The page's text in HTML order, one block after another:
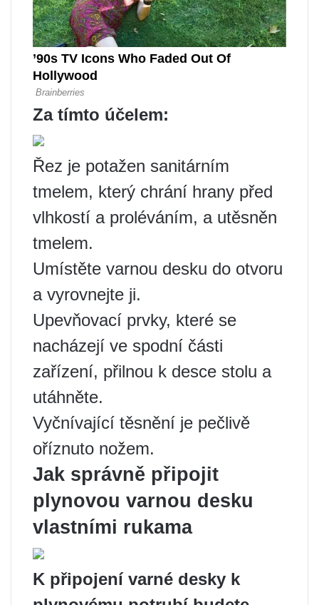
Za tímto účelem:
Řez je potažen sanitárním
tmelem, který chrání hrany před
vlhkostí a proléváním, a utěsněn
tmelem.
Umístěte varnou desku do otvoru
a vyrovnejte ji.
Upevňovací prvky, které se
nacházejí ve spodní části
zařízení, přilnou k desce stolu a
utáhněte.
Vyčnívající těsnění je pečlivě
oříznuto nožem.
Jak správně připojit
plynovou varnou desku
vlastními rukama
K připojení varné desky k